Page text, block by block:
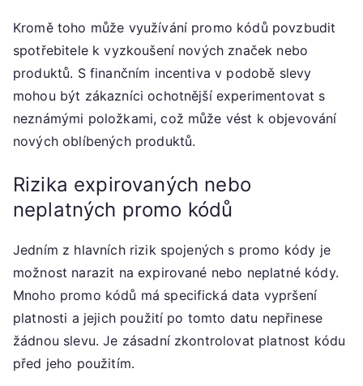
Kromě toho může využívání promo kódů povzbudit
spotřebitele k vyzkoušení nových značek nebo
produktů. S finančním incentiva v podobě slevy
mohou být zákazníci ochotnější experimentovat s
neznámými položkami, což může vést k objevování
nových oblíbených produktů.
Rizika expirovaných nebo
neplatných promo kódů
Jedním z hlavních rizik spojených s promo kódy je
možnost narazit na expirované nebo neplatné kódy.
Mnoho promo kódů má specifická data vypršení
platnosti a jejich použití po tomto datu nepřinese
žádnou slevu. Je zásadní zkontrolovat platnost kódu
před jeho použitím.